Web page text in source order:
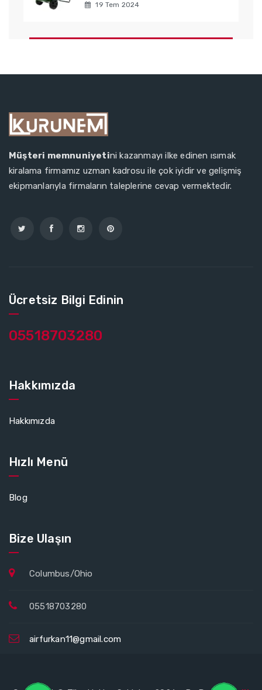
19 Tem 2024
Müşteri memnuniyetini kazanmayı ilke edinen ısımak
kiralama firmamız uzman kadrosu ile çok iyidir ve gelişmiş
ekipmanlarıyla firmaların taleplerine cevap vermektedir.
Ücretsiz Bilgi Edinin
05518703280
Hakkımızda
Hakkımızda
Hızlı Menü
Blog
Bize Ulaşın
Columbus/Ohio
05518703280
airfurkan11@gmail.com